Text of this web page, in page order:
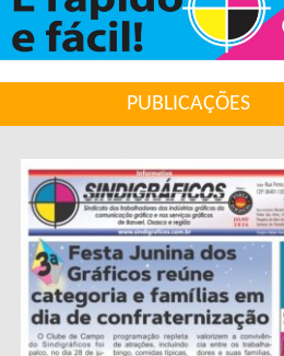
PUBLICAÇÕES